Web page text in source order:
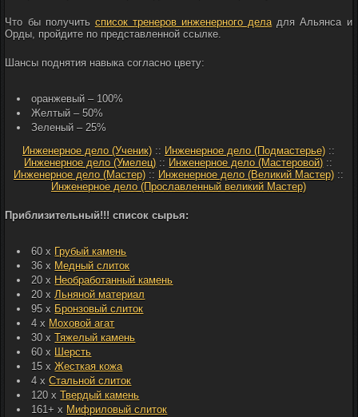
Что бы получить список тренеров инженерного дела для Альянса и
Орды, пройдите по представленной ссылке.
Шансы поднятия навыка согласно цвету:
оранжевый – 100%
Желтый – 50%
Зеленый – 25%
Инженерное дело (Ученик) :: Инженерное дело (Подмастерье) ::
Инженерное дело (Умелец) :: Инженерное дело (Мастеровой) ::
Инженерное дело (Мастер) :: Инженерное дело (Великий Мастер) ::
Инженерное дело (Прославленный великий Мастер)
Приблизительный!!! список сырья:
60 x Грубый камень
36 x Медный слиток
20 x Необработанный камень
20 xЛьняной материал
95 x Бронзовый слиток
4 x Моховой агат
30 xТяжелый камень
60 x Шерсть
15 xЖесткая кожа
4 xСтальной слиток
120 xТвердый камень
161+ x Мифриловый слиток